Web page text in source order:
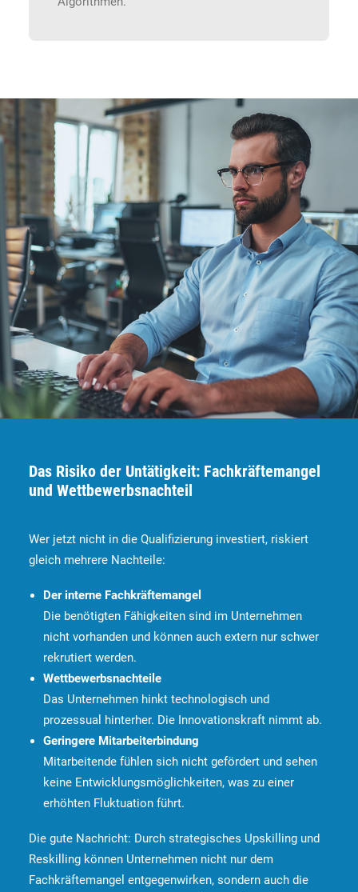
Das Risiko der Untätigkeit: Fachkräftemangel
und Wettbewerbsnachteil
Wer jetzt nicht in die Qualifizierung investiert, riskiert
gleich mehrere Nachteile:
Der interne Fachkräftemangel
Die benötigten Fähigkeiten sind im Unternehmen
nicht vorhanden und können auch extern nur schwer
rekrutiert werden.
Wettbewerbsnachteile
Das Unternehmen hinkt technologisch und
prozessual hinterher. Die Innovationskraft nimmt ab.
Geringere Mitarbeiterbindung
Mitarbeitende fühlen sich nicht gefördert und sehen
keine Entwicklungsmöglichkeiten, was zu einer
erhöhten Fluktuation führt.
Die gute Nachricht: Durch strategisches Upskilling und
Reskilling können Unternehmen nicht nur dem
Fachkräftemangel entgegenwirken, sondern auch die